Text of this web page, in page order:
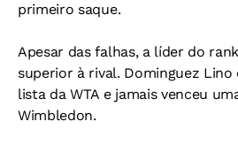
primeiro saque.
Apesar das falhas, a líder do
superior à rival. Dominguez Lino
lista da WTA e jamais venceu
Wimbledon.